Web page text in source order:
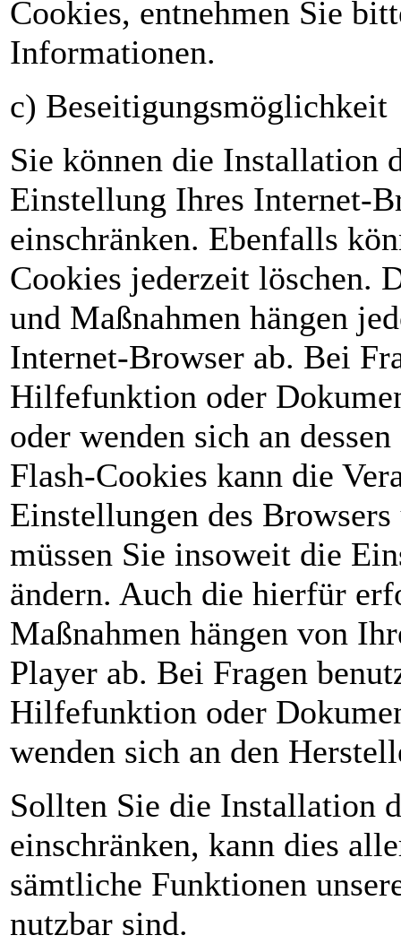
Cookies, entnehmen Sie
Informationen.
c) Beseitigungsmöglichkeit
Sie können die Installation
Einstellung Ihres Internet-
einschränken. Ebenfalls
Cookies jederzeit löschen.
und Maßnahmen hängen
Internet-Browser ab. Bei
Hilfefunktion oder
oder wenden sich an
Flash-Cookies kann die
Einstellungen des
müssen Sie insoweit die
ändern. Auch die hierfür
Maßnahmen hängen von
Player ab. Bei Fragen
Hilfefunktion oder
wenden sich an den
Sollten Sie die Installation
einschränken, kann dies
sämtliche Funktionen
nutzbar sind.